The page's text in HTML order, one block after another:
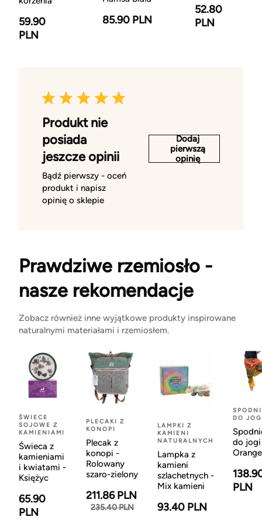
59.90
PLN
85.90 PLN
52.80
PLN
Produkt nie
posiada
jeszcze opinii
Bądź pierwszy - oceń
produkt i napisz
opinię o sklepie
Dodaj
pierwszą
opinię
Prawdziwe rzemiosło -
nasze rekomendacje
Zobacz również inne wyjątkowe produkty inspirowane
naturalnymi materiałami i rzemiosłem.
ŚWIECE
SOJOWE Z
KAMIENIAMI
Świeca z
kamieniami
i kwiatami -
Księżyc
65.90
PLN
PLECAKI Z
KONOPI
Plecak z
konopi -
Rolowany
szaro-zielony
211.86 PLN
235.40 PLN
LAMPKI Z
KAMIENI
NATURALNYCH
Lampka z
kamieni
szlachetnych -
Mix kamieni
93.40 PLN
DO
do
Orange
PLN